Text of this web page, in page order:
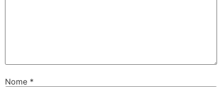
Nome *